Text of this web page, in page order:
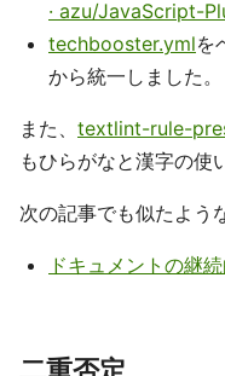
· azu/JavaScript-
techbooster.ymlを
から統一しました。
また、 textlint-rule-
もひらがなと漢字の使
次の記事でも似たよう
ドキュメントの継